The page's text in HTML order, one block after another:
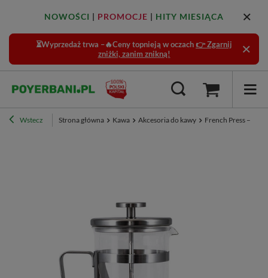
NOWOŚCI | PROMOCJE | HITY MIESIĄCA
⏳Wyprzedaż trwa –🔥Ceny topnieją w oczach 👉 Zgarnij
zniżki, zanim znikną!
Wstecz Strona główna Kawa Akcesoria do kawy French Press –